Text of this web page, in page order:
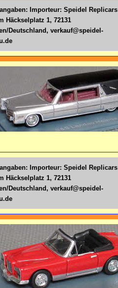
Importeur: Speidel Replicars
Häckselplatz 1, 72131
Deutschland, verkauf@speidel-
Importeur: Speidel Replicars
Häckselplatz 1, 72131
Deutschland, verkauf@speidel-